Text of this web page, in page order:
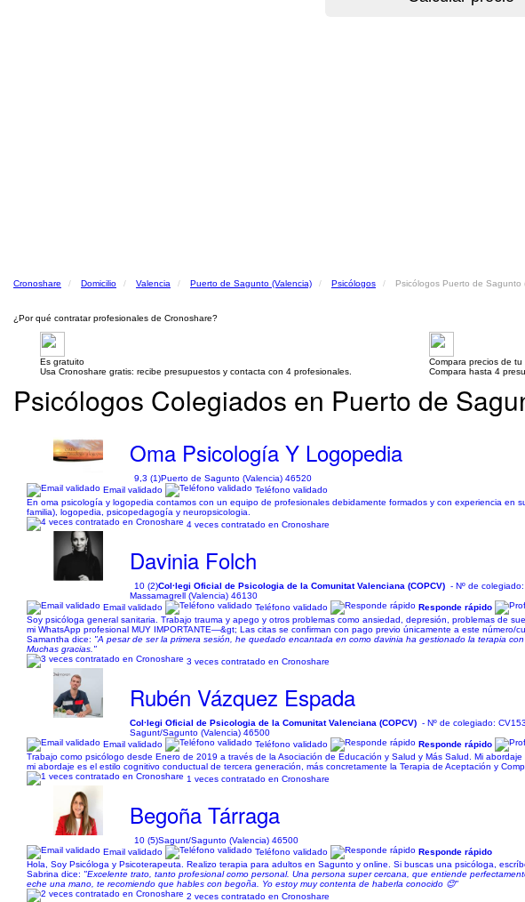
Cronoshare Domicilio Valencia Puerto de Sagunto (Valencia) Psicólogos Psicólogos Puerto de Sagunto
¿Por qué contratar profesionales de Cronoshare?
Es gratuito
Usa Cronoshare gratis: recibe presupuestos y contacta con 4 profesionales.
Compara precios de tu
Compara hasta 4
Psicólogos Colegiados en Puerto de
Oma Psicología Y Logopedia
9,3 (1)Puerto de Sagunto (Valencia) 46520
Email validado
Teléfono validado
En oma psicología y logopedia contamos con un equipo de profesionales debidamente formados y con experiencia
familia), logopedia, psicopedagogía y neuropsicologia.
4 veces contratado en Cronoshare
Davinia Folch
10 (2)Col·legi Oficial de Psicologia de la Comunitat Valenciana (COPCV) - Nº de
Massamagrell (Valencia) 46130
Email validado
Teléfono validado Responde rápido
Soy psicóloga general sanitaria. Trabajo trauma y apego y otros problemas como ansiedad, depresión, problemas de
mi WhatsApp profesional MUY IMPORTANTE—&gt; Las citas se confirman con pago previo únicamente a este número/
Samantha dice: "A pesar de ser la primera sesión, he quedado encantada en como davinia ha gestionado la terapia
Muchas gracias."
3 veces contratado en Cronoshare
Rubén Vázquez Espada
Col·legi Oficial de Psicologia de la Comunitat Valenciana (COPCV) - Nº de colegiado:
Sagunt/Sagunto (Valencia) 46500
Email validado
Teléfono validado Responde rápido
Trabajo como psicólogo desde Enero de 2019 a través de la Asociación de Educación y Salud y Más Salud. Mi
mi abordaje es el estilo cognitivo conductual de tercera generación, más concretamente la Terapia de Aceptación y
1 veces contratado en Cronoshare
Begoña Tárraga
10 (5)Sagunt/Sagunto (Valencia) 46500
Email validado
Teléfono validado
Responde rápido
Hola, Soy Psicóloga y Psicoterapeuta. Realizo terapia para adultos en Sagunto y online. Si buscas una psicóloga,
Sabrina dice: "Excelente trato, tanto profesional como personal. Una persona super cercana, que entiende
eche una mano, te recomiendo que hables con begoña. Yo estoy muy contenta de haberla conocido 😊"
2 veces contratado en Cronoshare